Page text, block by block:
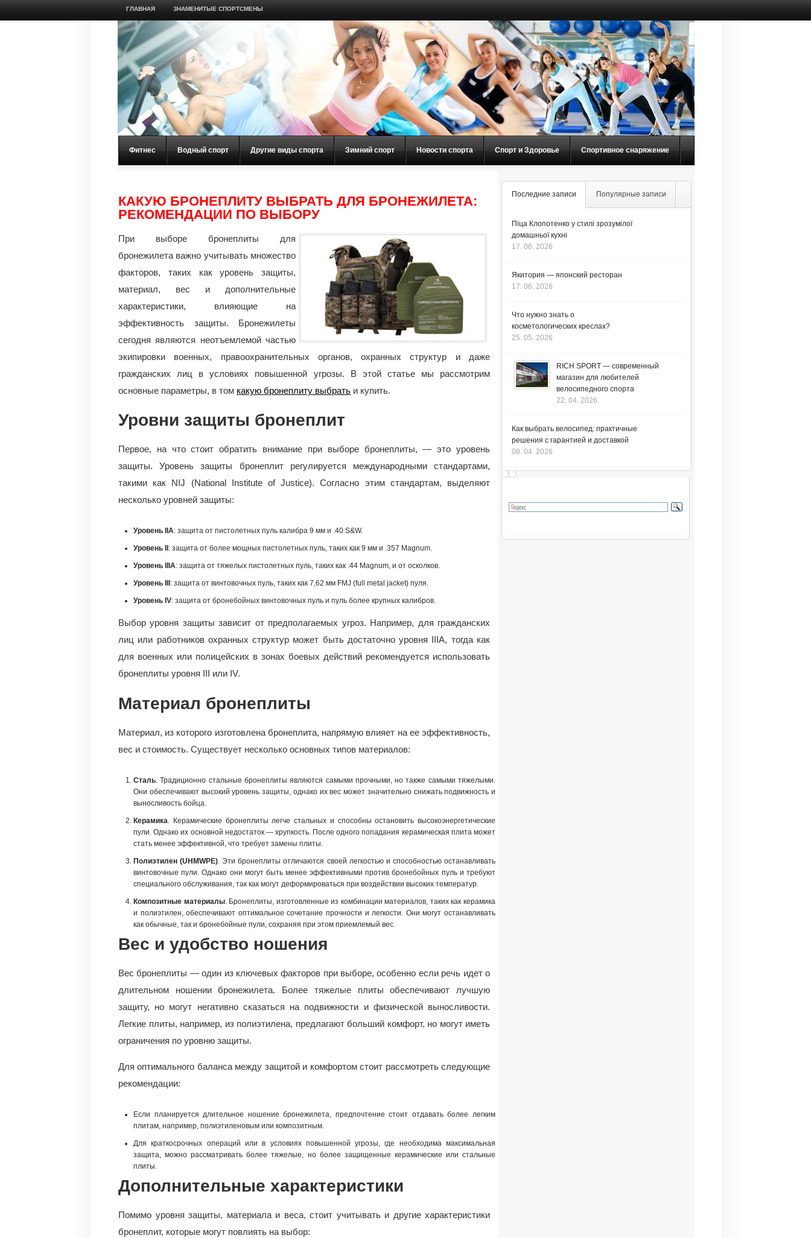
ГЛАВНАЯ ЗНАМЕНИТЫЕ СПОРТСМЕНЫ
Фитнес Водный спорт Другие виды спорта Зимний спорт Новости спорта Спорт и Здоровье Спортивное снаряжение
КАКУЮ БРОНЕПЛИТУ ВЫБРАТЬ ДЛЯ БРОНЕЖИЛЕТА:
РЕКОМЕНДАЦИИ ПО ВЫБОРУ
При выборе бронеплиты для
бронежилета важно учитывать множество
факторов, таких как уровень защиты,
материал, вес и дополнительные
характеристики, влияющие на
эффективность защиты. Бронежилеты
сегодня являются неотъемлемой частью
экипировки военных, правоохранительных органов, охранных структур и даже
гражданских лиц в условиях повышенной угрозы. В этой статье мы рассмотрим
основные параметры, в том какую бронеплиту выбрать и купить.
Уровни защиты бронеплит
Первое, на что стоит обратить внимание при выборе бронеплиты, — это уровень
защиты. Уровень защиты бронеплит регулируется международными стандартами,
такими как NIJ (National Institute of Justice). Согласно этим стандартам, выделяют
несколько уровней защиты:
Уровень IIA: защита от пистолетных пуль калибра 9 мм и .40 S&W.
Уровень II : защита от более мощных пистолетных пуль, таких как 9 мм и .357 Magnum.
Уровень IIIA: защита от тяжелых пистолетных пуль, таких как .44 Magnum, и от осколков.
Уровень III : защита от винтовочных пуль, таких как 7,62 мм FMJ (full metal jacket) пуля.
Уровень IV: защита от бронебойных винтовочных пуль и пуль более крупных калибров.
Выбор уровня защиты зависит от предполагаемых угроз. Например, для гражданских
лиц или работников охранных структур может быть достаточно уровня IIIA, тогда как
для военных или полицейских в зонах боевых действий рекомендуется использовать
бронеплиты уровня III или IV.
Материал бронеплиты
Материал, из которого изготовлена бронеплита, напрямую влияет на ее эффективность,
вес и стоимость. Существует несколько основных типов материалов:
Сталь . Традиционно стальные бронеплиты являются самыми прочными, но также самыми тяжелыми.
Они обеспечивают высокий уровень защиты, однако их вес может значительно снижать подвижность и
выносливость бойца.
Керамика . Керамические бронеплиты легче стальных и способны остановить высокоэнергетические
пули. Однако их основной недостаток — хрупкость. После одного попадания керамическая плита может
стать менее эффективной, что требует замены плиты.
Полиэтилен (UHMWPE) . Эти бронеплиты отличаются своей легкостью и способностью останавливать
винтовочные пули. Однако они могут быть менее эффективными против бронебойных пуль и требуют
специального обслуживания, так как могут деформироваться при воздействии высоких температур.
Композитные материалы. Бронеплиты, изготовленные из комбинации материалов, таких как керамика
и полиэтилен, обеспечивают оптимальное сочетание прочности и легкости. Они могут останавливать
как обычные, так и бронебойные пули, сохраняя при этом приемлемый вес.
Вес и удобство ношения
Вес бронеплиты — один из ключевых факторов при выборе, особенно если речь идет о
длительном ношении бронежилета. Более тяжелые плиты обеспечивают лучшую
защиту, но могут негативно сказаться на подвижности и физической выносливости.
Легкие плиты, например, из полиэтилена, предлагают больший комфорт, но могут иметь
ограничения по уровню защиты.
Для оптимального баланса между защитой и комфортом стоит рассмотреть следующие
рекомендации:
Если планируется длительное ношение бронежилета, предпочтение стоит отдавать более легким
плитам, например, полиэтиленовым или композитным.
Для краткосрочных операций или в условиях повышенной угрозы, где необходима максимальная
защита, можно рассматривать более тяжелые, но более защищенные керамические или стальные
плиты.
Дополнительные характеристики
Помимо уровня защиты, материала и веса, стоит учитывать и другие характеристики
бронеплит, которые могут повлиять на выбор:
Последние записи Популярные записи
Піца Клопотенко у стилі зрозумілої
домашньої кухні
17. 06. 2026
Якитория — японский ресторан
17. 06. 2026
Что нужно знать о
косметологических креслах?
25. 05. 2026
RICH SPORT — современный
магазин для любителей
велосипедного спорта
22. 04. 2026
Как выбрать велосипед: практичные
решения с гарантией и доставкой
08. 04. 2026